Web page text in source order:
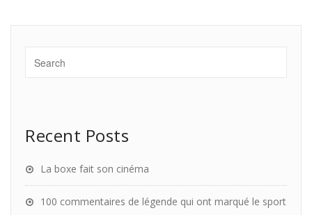
Recent Posts
La boxe fait son cinéma
100 commentaires de légende qui ont marqué le sport